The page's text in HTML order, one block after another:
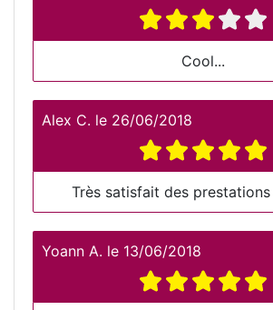
Cool...
Alex C. le 26/06/2018
Très satisfait des prestations
Yoann A. le 13/06/2018